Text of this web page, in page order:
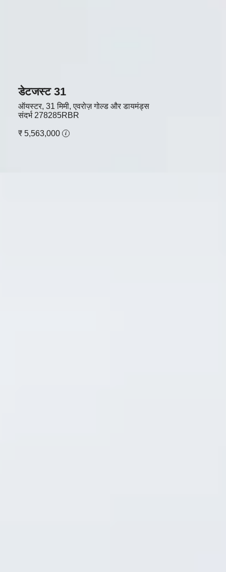
डेटजस्ट 31
ऑयस्टर, 31 मिमी, एवरोज़ गोल्ड और डायमंड्स
संदर्भ 278285RBR
₹ 5,563,000